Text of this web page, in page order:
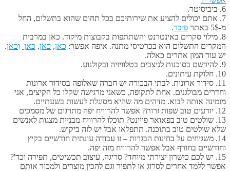
6. ביביסיטר.
7. אתם יכולים להציע את שירותיכם בכל תחום שהוא בתשלום, החל
מ-5$ באתר
פיבר.
8. מילוי סקרים באינטרנט והשתתפות בקבוצות מיקוד. כאן במרבית
המקרים התשלום הוא בכרטיסי מתנה. איפה אפשר: כאן, כאן, כאן וכאן.
יש עוד המון אתרים כאלה.
9. להירשם בסוכנות לניצבים בטלוויזיה ובקולנוע.
10. חלוקת עיתונים.
11. סידור ארונות. לבתי הבכורה יש חברה שאלופה בסידור ארונות
וחדרים מבולגנים. אחת לתקופה, כשאני מרגישה שקלו כל הקיצים, אני
מזמינה אותה לבוא. מדהים מה שהיא מסוגלת לעשות בשעתיים.
12. יודעים טוב שפות זרות? אפשר להרוויח יפה מתרגום של מסמכים
13. שולטים טוב בפאואר פויינט? תוכלו להרוויח מבניית מצגות לאנשים
שלא שולטים טוב בתוכנה. תתפלאו אבל יש לזה ביקוש.
14. משגיחים על בחינות הבגרות – זו עבודה עונתית חודשיים בקיץ
וחודשיים בחורף אבל אפשר להרוויח מזה יפה.
15. יש לכם כישרון יצירתי מיוחד? סריגה, עיצוב תכשיטים, תפירה וכד'?
אפשר ללמד אחרים לסרוג או לתפור וגם להכין מוצרים ולמכור אותם